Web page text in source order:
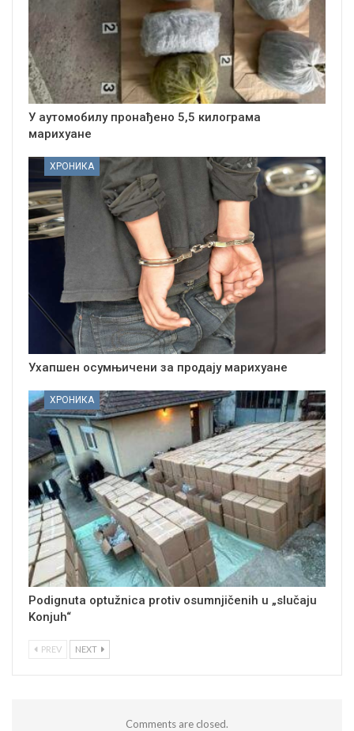
У аутомобилу пронађено 5,5 килограма
марихуане
ХРОНИКА
Ухапшен осумњичени за продају марихуане
ХРОНИКА
Podignuta optužnica protiv osumnjičenih u „slučaju
Konjuh“
PREV NEXT
Comments are closed.